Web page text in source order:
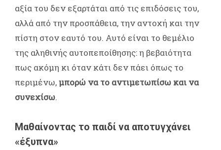
αξία του δεν εξαρτάται από τις επιδόσεις του,
αλλά από την προσπάθεια, την αντοχή και την
πίστη στον εαυτό του. Αυτό είναι το θεμέλιο
της αληθινής αυτοπεποίθησης: η βεβαιότητα
πως ακόμη κι όταν κάτι δεν πάει όπως το
περιμένω,μπορώ να το αντιμετωπίσω και να
συνεχίσω.
Μαθαίνοντας το παιδί να αποτυγχάνει
«έξυπνα»